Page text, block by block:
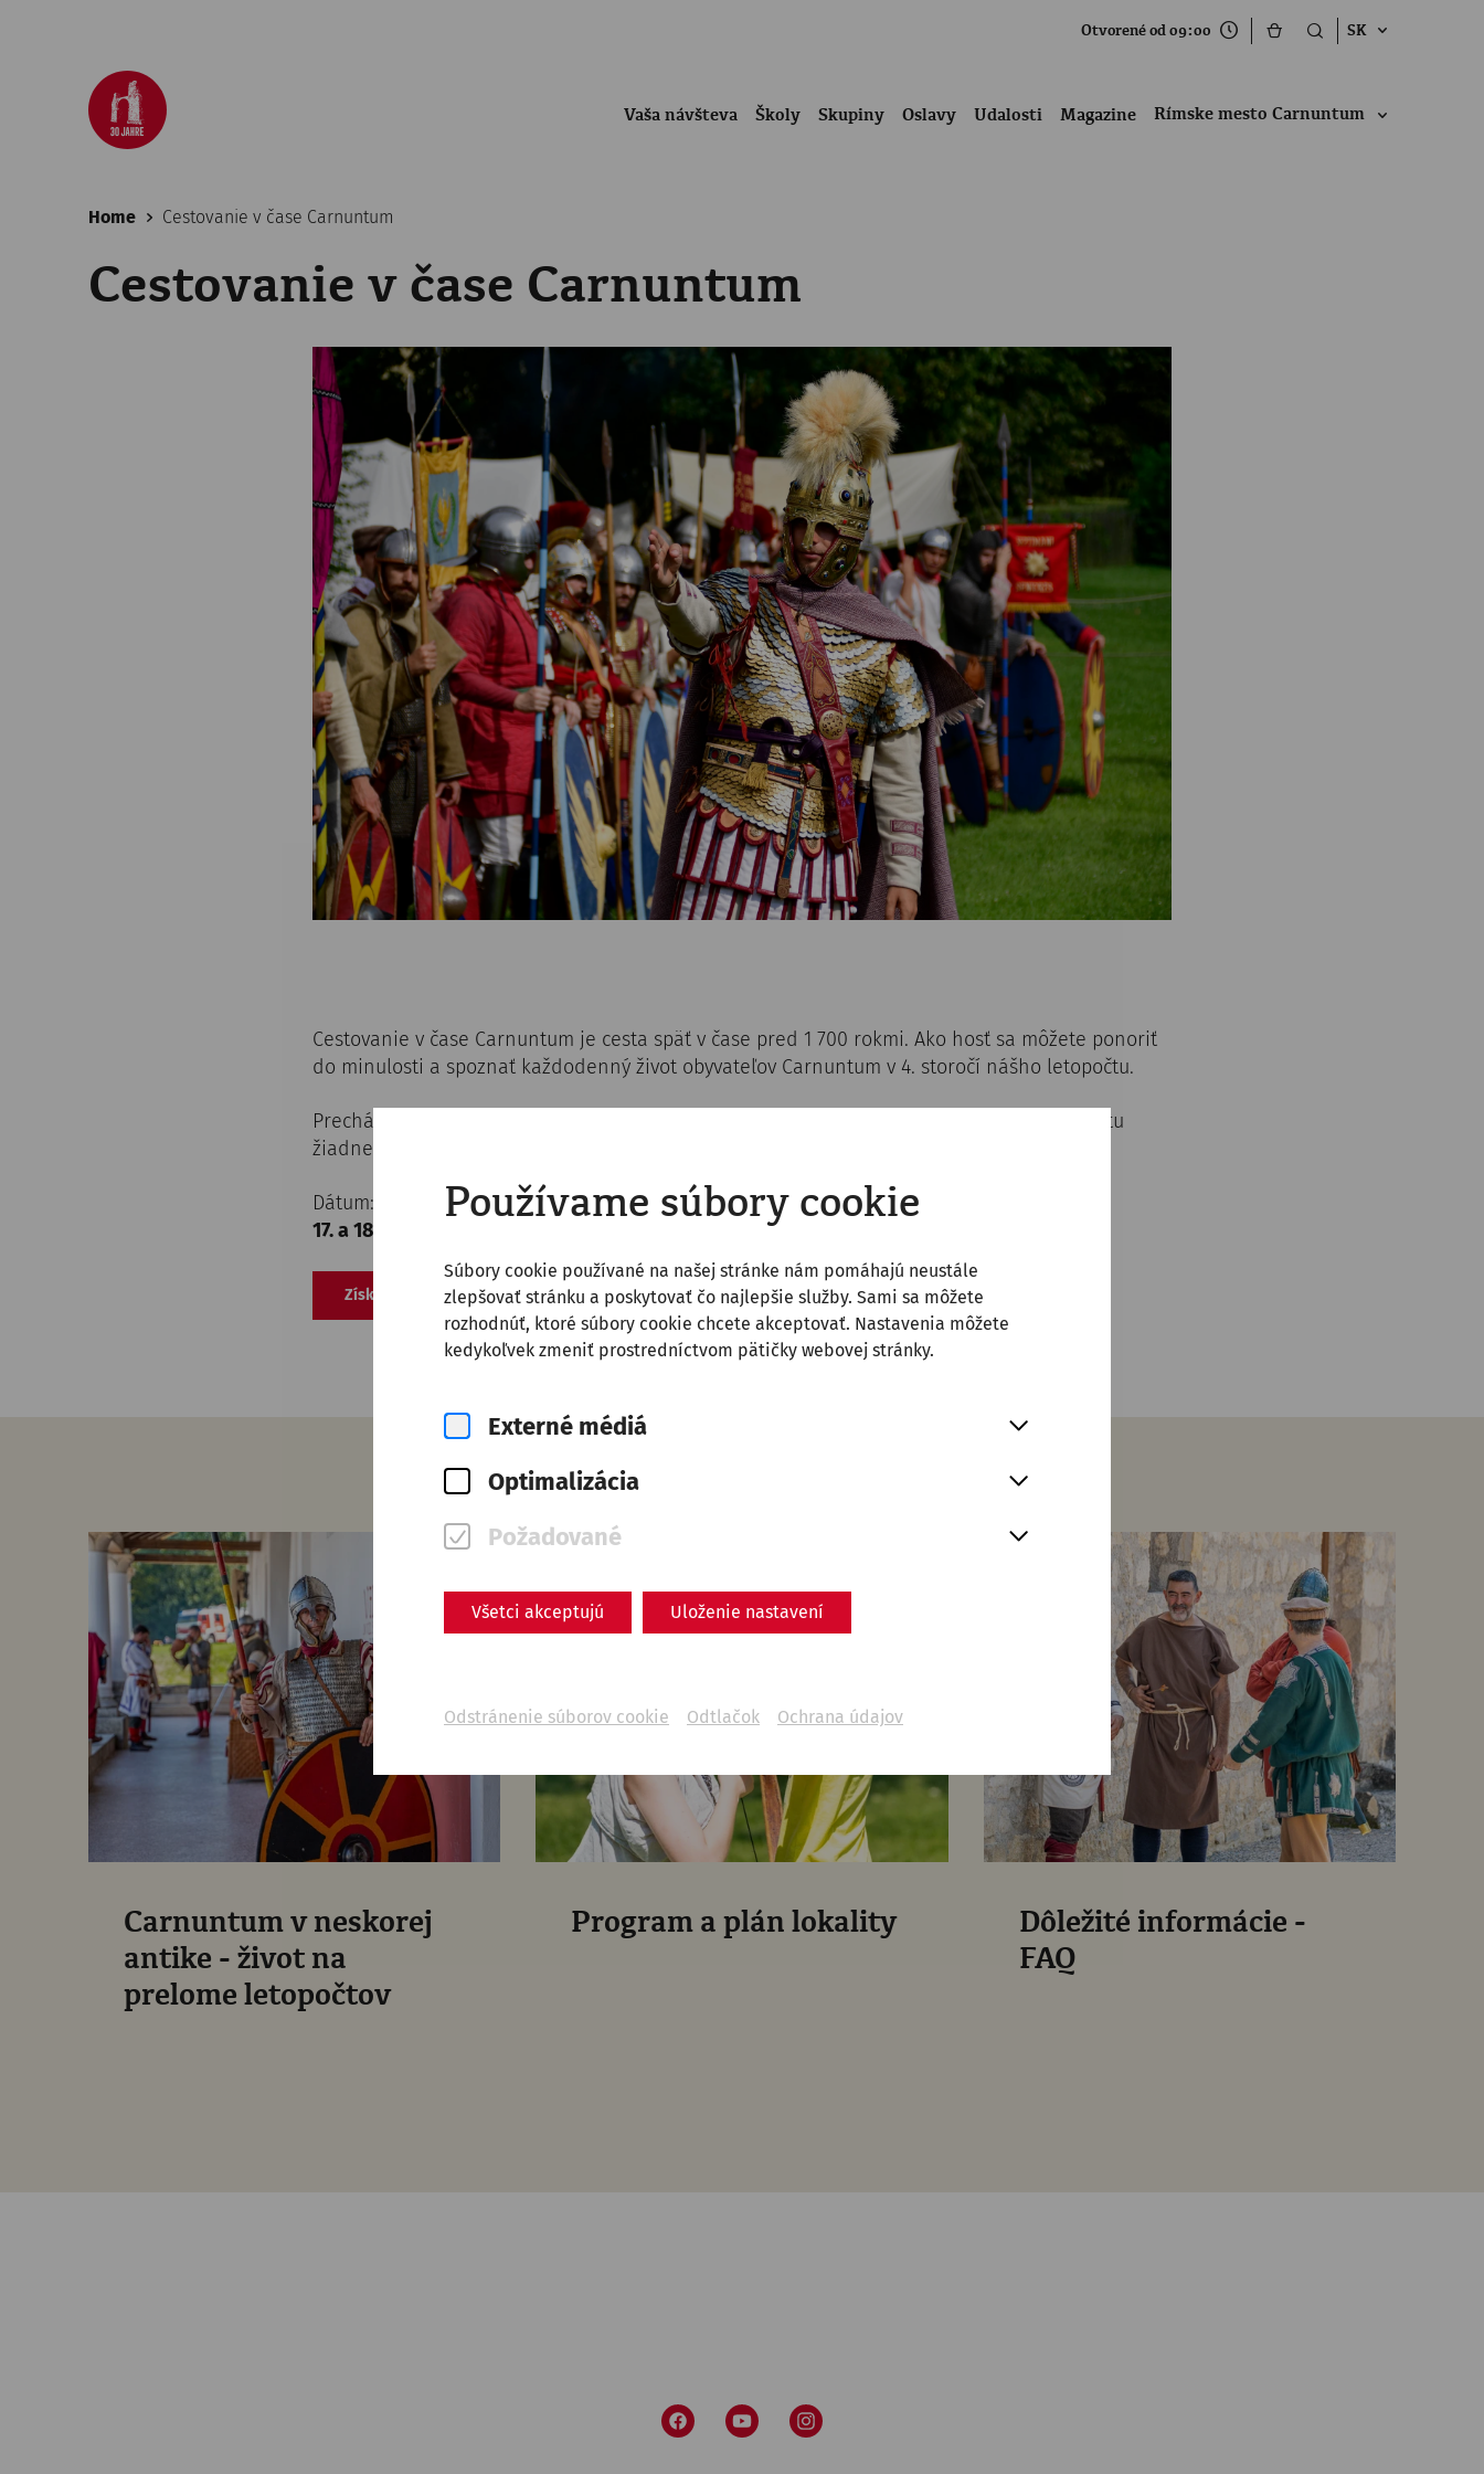
Používame súbory cookie
Súbory cookie používané na našej stránke nám pomáhajú neustále
zlepšovať stránku a poskytovať čo najlepšie služby. Sami sa môžete
rozhodnúť, ktoré súbory cookie chcete akceptovať. Nastavenia môžete
kedykoľvek zmeniť prostredníctvom pätičky webovej stránky.
Externé médiá
Optimalizácia
Požadované
Všetci akceptujú Uloženie nastavení
Odstránenie súborov cookie Odtlačok Ochrana údajov
Otvorené od 09:00 SK
Vaša návšteva Školy Skupiny Oslavy Udalosti Magazine Rímske mesto Carnuntum
Home Cestovanie v čase Carnuntum
Cestovanie v čase Carnuntum
Cestovanie v čase Carnuntum je cesta späť v čase pred 1 700 rokmi. Ako hosť sa môžete ponoriť
do minulosti a spoznať každodenný život obyvateľov Carnuntum v 4. storočí nášho letopočtu.
Prechádzate sa ulicami Carnunta, nazriete do kuchyne alebo narazíte na hliadku. Nie sú tu
žiadne pevné zastávky, potulujete sa živým mestom, kde život plynie svojím tempom.
Dátum:
17. a 18. augusta 2024
Získať vstupenky (nemecký webshop)
Carnuntum v neskorej
antike - život na
prelome letopočtov
Program a plán lokality
Dôležité informácie -
FAQ